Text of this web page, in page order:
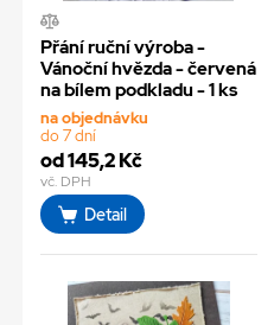
Přání ruční výroba -
Vánoční hvězda - červená
na bílem podkladu - 1 ks
na objednávku
do 7 dní
od 145,2 Kč
vč. DPH
Detail